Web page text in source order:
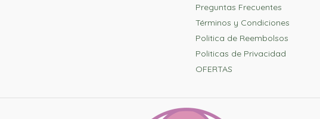
Preguntas Frecuentes
Términos y Condiciones
Politica de Reembolsos
Politicas de Privacidad
OFERTAS